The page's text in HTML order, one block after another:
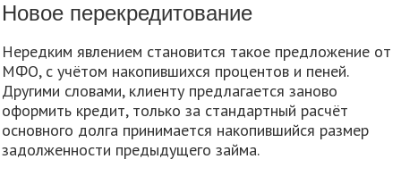
Новое перекредитование
Нередким явлением становится такое предложение от
МФО, с учётом накопившихся процентов и пеней.
Другими словами, клиенту предлагается заново
оформить кредит, только за стандартный расчёт
основного долга принимается накопившийся размер
задолженности предыдущего займа.